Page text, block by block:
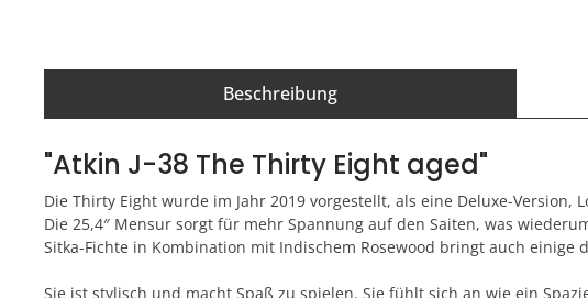
Beschreibung
"Atkin J-38 The Thirty Eight aged"
Die Thirty Eight wurde im Jahr 2019 vorgestellt, als eine Deluxe-Version,
Die 25,4″ Mensur sorgt für mehr Spannung auf den Saiten, was
Sitka-Fichte in Kombination mit Indischem Rosewood bringt auch
Sie ist stylisch und macht Spaß zu spielen. Sie fühlt sich an wie ein